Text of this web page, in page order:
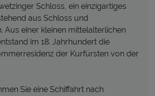
Schloss, ein einzigartiges
aus Schloss und
Aus einer kleinen mittelalterlichen
im 18. Jahrhundert die
der Kurfürsten von der
Sie eine Schiffahrt nach